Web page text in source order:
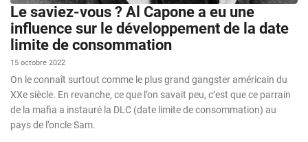
Le saviez-vous ? Al Capone a eu une
influence sur le développement de la date
limite de consommation
15 octobre 2022
On le connaît surtout comme le plus grand gangster américain du
XXe siècle. En revanche, ce que l’on savait peu, c’est que ce parrain
de la mafia a instauré la DLC (date limite de consommation) au
pays de l’oncle Sam.